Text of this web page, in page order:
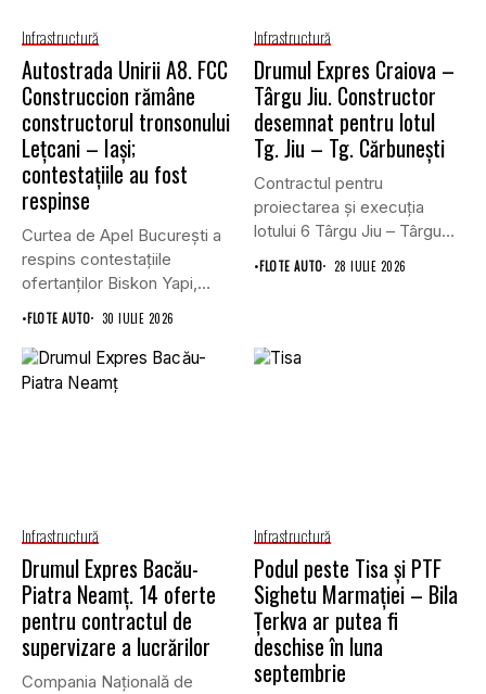
Infrastructură
Autostrada Unirii A8. FCC
Construccion rămâne
constructorul tronsonului
Lețcani – Iași;
contestațiile au fost
respinse
Curtea de Apel București a
respins contestațiile
ofertanților Biskon Yapi,
Straco și...
•FLOTE AUTO 30 IULIE 2026
Infrastructură
Drumul Expres Craiova –
Târgu Jiu. Constructor
desemnat pentru lotul
Tg. Jiu – Tg. Cărbunești
Contractul pentru
proiectarea și execuția
lotului 6 Târgu Jiu – Târgu
Cărbunești,...
•FLOTE AUTO 28 IULIE 2026
Infrastructură
Drumul Expres Bacău-
Piatra Neamț. 14 oferte
pentru contractul de
supervizare a lucrărilor
Compania Națională de
Infrastructură
Podul peste Tisa și PTF
Sighetu Marmației – Bila
Țerkva ar putea fi
deschise în luna
septembrie